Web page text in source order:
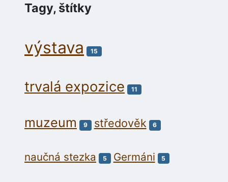
Tagy, štítky
výstava 15
trvalá expozice 11
muzeum 9 středověk 6
naučná stezka 5 Germáni 5